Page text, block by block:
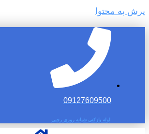
پرش به محتوا
09127609500
لوله بازکنی شبانه روزی رجبی